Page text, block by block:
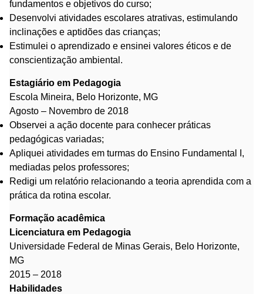
fundamentos e objetivos do curso;
Desenvolvi atividades escolares atrativas, estimulando
inclinações e aptidões das crianças;
Estimulei o aprendizado e ensinei valores éticos e de
conscientização ambiental.
Estagiário em Pedagogia
Escola Mineira, Belo Horizonte, MG
Agosto – Novembro de 2018
Observei a ação docente para conhecer práticas
pedagógicas variadas;
Apliquei atividades em turmas do Ensino Fundamental I,
mediadas pelos professores;
Redigi um relatório relacionando a teoria aprendida com a
prática da rotina escolar.
Formação acadêmica
Licenciatura em Pedagogia
Universidade Federal de Minas Gerais, Belo Horizonte,
MG
2015 – 2018
Habilidades